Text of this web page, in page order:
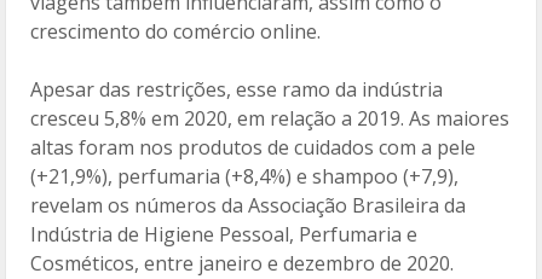
crescimento do comércio online.
Apesar das restrições, esse ramo da indústria
cresceu 5,8% em 2020, em relação a 2019. As maiores
altas foram nos produtos de cuidados com a pele
(+21,9%), perfumaria (+8,4%) e shampoo (+7,9),
revelam os números da Associação Brasileira da
Indústria de Higiene Pessoal, Perfumaria e
Cosméticos, entre janeiro e dezembro de 2020.